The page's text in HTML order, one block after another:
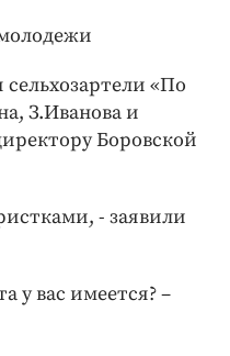
«По
З.Иванова и
Боровской
- заявили
у вас имеется? –